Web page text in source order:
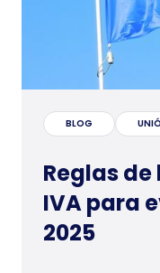
BLOG
Reglas
IVA para
2025